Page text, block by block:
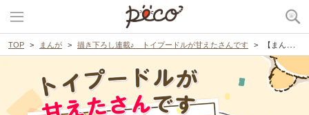
TOP まんが 描き下ろし連載♪ トイプードルが甘えたさんです 【まんが】第1話：【魅力】まんが描き下ろし連載♪トイプードルが甘えたさんです